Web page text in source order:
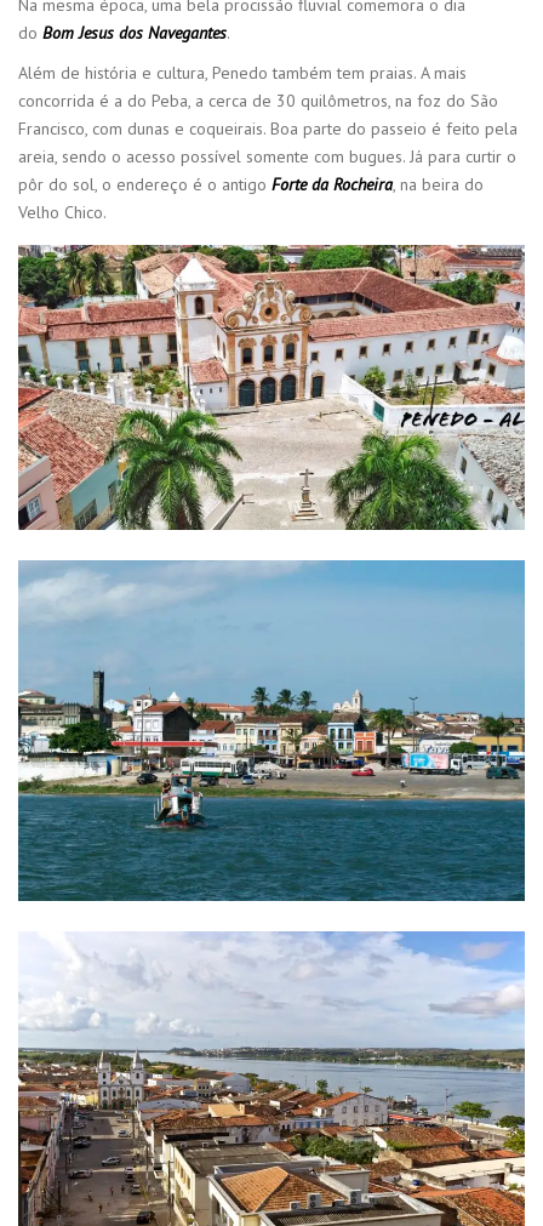
Na mesma época, uma bela procissão fluvial comemora o dia
do Bom Jesus dos Navegantes.
Além de história e cultura, Penedo também tem praias. A mais
concorrida é a do Peba, a cerca de 30 quilômetros, na foz do São
Francisco, com dunas e coqueirais. Boa parte do passeio é feito pela
areia, sendo o acesso possível somente com bugues. Já para curtir o
pôr do sol, o endereço é o antigo Forte da Rocheira, na beira do
Velho Chico.